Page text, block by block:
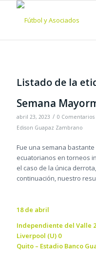
Listado de la
Semana
abril 23, 2023 / 0 Comentarios
Edison Guapaz Zambrano
Fue una semana
ecuatorianos en torneos
el caso de la única
continuación, nuestro
18 de abril
Independiente del Valle 2
Liverpool (U) 0
Quito – Estadio Banco